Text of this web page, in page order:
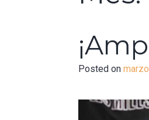
Posted on